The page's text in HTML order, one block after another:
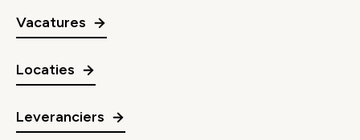
Vacatures
Locaties
Leveranciers